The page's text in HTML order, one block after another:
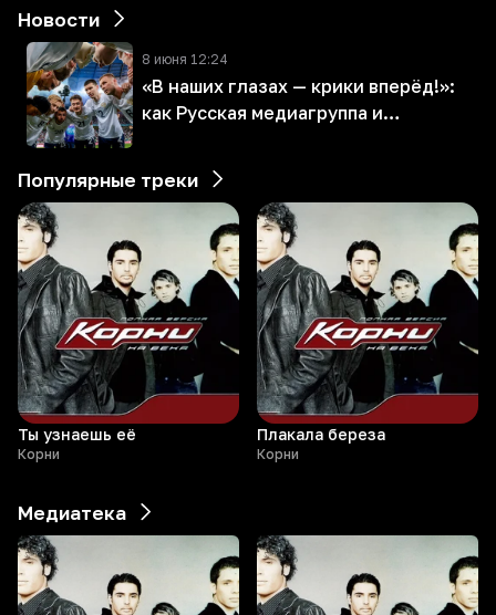
Новости
8 июня 12:24
«В наших глазах — крики вперёд!»:
как Русская медиагруппа и
подарили волгоградцам
музыкальный вечер
Популярные треки
Ты узнаешь её
Корни
Плакала береза
Корни
Медиатека